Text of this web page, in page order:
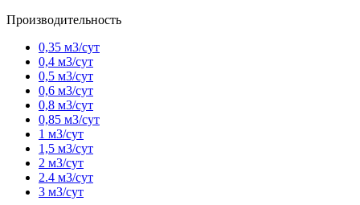
Производительность
0,35 м3/сут
0,4 м3/сут
0,5 м3/сут
0,6 м3/сут
0,8 м3/сут
0,85 м3/сут
1 м3/сут
1,5 м3/сут
2 м3/сут
2.4 м3/сут
3 м3/сут